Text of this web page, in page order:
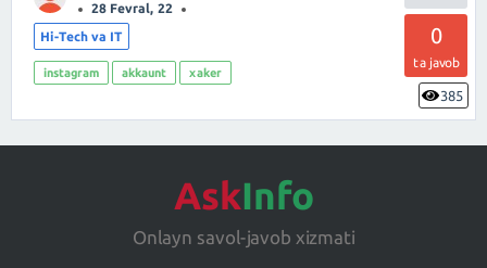
0
ta javob
385
28 Fevral, 22
Hi-Tech va IT
instagram akkaunt xaker
AskInfo
Onlayn savol-javob xizmati